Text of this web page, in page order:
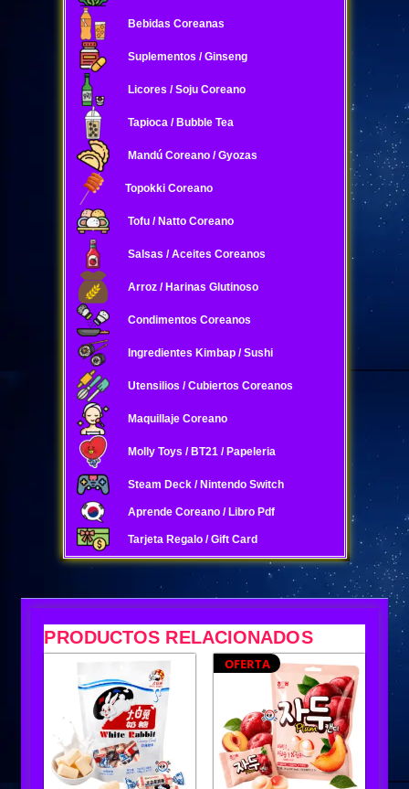
Bebidas Coreanas
Suplementos / Ginseng
Licores / Soju Coreano
Tapioca / Bubble Tea
Mandú Coreano / Gyozas
Topokki Coreano
Tofu / Natto Coreano
Salsas / Aceites Coreanos
Arroz / Harinas Glutinoso
Condimentos Coreanos
Ingredientes Kimbap / Sushi
Utensilios / Cubiertos Coreanos
Maquillaje Coreano
Molly Toys / BT21 / Papeleria
Steam Deck / Nintendo Switch
Aprende Coreano / Libro Pdf
Tarjeta Regalo / Gift Card
PRODUCTOS RELACIONADOS
OFERTA